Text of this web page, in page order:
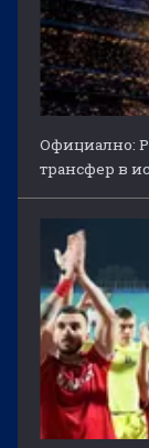
Официално:
трансфер в